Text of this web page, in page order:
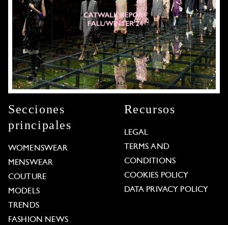
Secciones
principales
WOMENSWEAR
MENSWEAR
COUTURE
MODELS
TRENDS
FASHION NEWS
Recursos
LEGAL
TERMS AND
CONDITIONS
COOKIES POLICY
DATA PRIVACY POLICY